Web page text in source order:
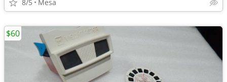
8/5 Mesa
$60